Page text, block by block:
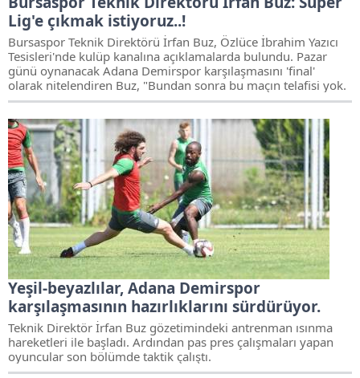
Lig'e çıkmak istiyoruz..!
Bursaspor Teknik Direktörü İrfan Buz, Özlüce İbrahim Yazıcı
Tesisleri'nde kulüp kanalına açıklamalarda bulundu. Pazar
günü oynanacak Adana Demirspor karşılaşmasını 'final'
olarak nitelendiren Buz, "Bundan sonra bu maçın telafisi yok.
Yeşil-beyazlılar, Adana Demirspor
karşılaşmasının hazırlıklarını sürdürüyor.
Teknik Direktör İrfan Buz gözetimindeki antrenman ısınma
hareketleri ile başladı. Ardından pas pres çalışmaları yapan
oyuncular son bölümde taktik çalıştı.